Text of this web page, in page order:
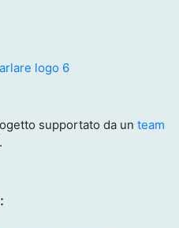
supportato da un team